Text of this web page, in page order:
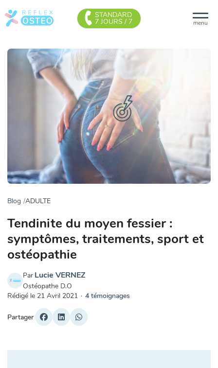
menu
STANDARD
7 JOURS / 7
Blog ADULTE
Tendinite du moyen fessier :
symptômes, traitements, sport et
ostéopathie
Par Lucie VERNEZ
Ostéopathe D.O
Rédigé le 21 Avril 2021 · 4 témoignages
Partager